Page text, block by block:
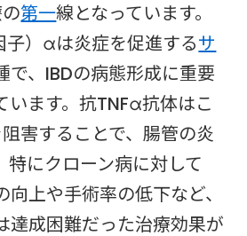
第一線となっています。
子）αは炎症を促進するサ
で、IBDの病態形成に重要
います。抗TNFα抗体はこ
害することで、腸管の炎
特にクローン病に対して
上や手術率の低下など、
達成困難だった治療効果が